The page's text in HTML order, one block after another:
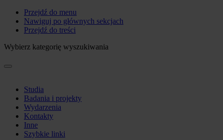
Przejdź do menu
Nawiguj po głównych sekcjach
Przejdź do treści
Wybierz kategorię wyszukiwania
Studia
Badania i projekty
Wydarzenia
Kontakty
Inne
Szybkie linki